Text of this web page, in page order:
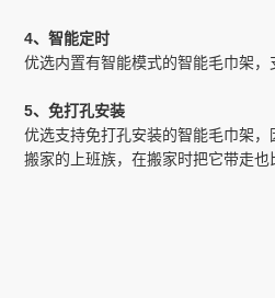
4、智能定时
优选内置有智能模式的智能毛巾架
5、免打孔安装
优选支持免打孔安装的智能毛巾架
搬家的上班族，在搬家时把它带走也